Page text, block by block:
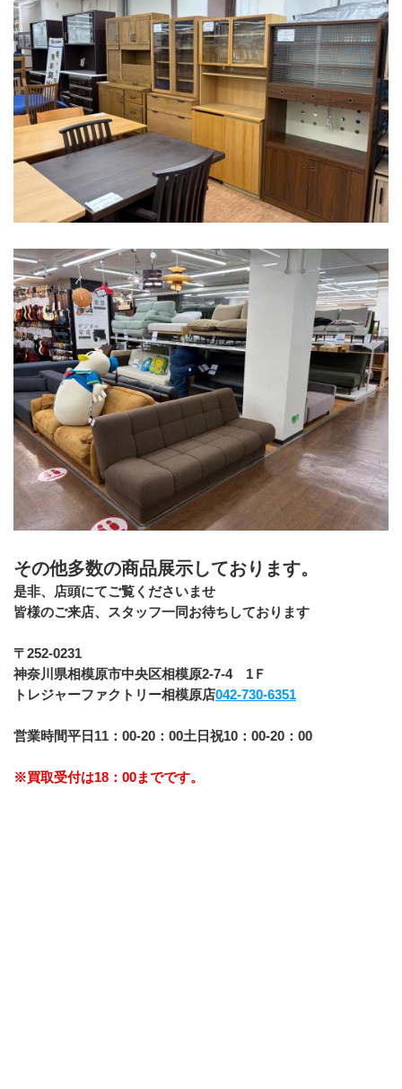
その他多数の商品展示しております。
﻿是非、店頭にてご覧くださいませ
皆様のご来店、スタッフ一同お待ちしております
﻿〒252-0231
神奈川県相模原市中央区相模原2-7-4　1Ｆ
トレジャーファクトリー相模原店042-730-6351
営業時間平日11：00-20：00土日祝10：00-20：00
※買取受付は18：00までです。